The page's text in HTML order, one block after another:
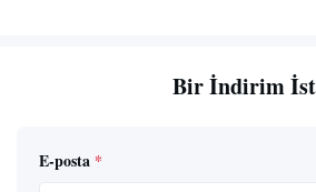
Bir İndirim
E-posta *